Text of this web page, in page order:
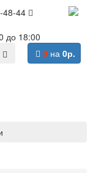
48-44
до 18:00
0 на 0р.